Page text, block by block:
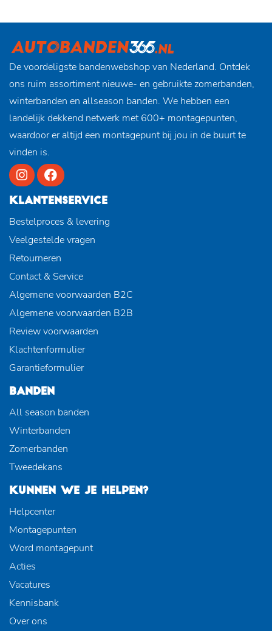
De voordeligste bandenwebshop van Nederland. Ontdek
ons ruim assortiment nieuwe- en gebruikte zomerbanden,
winterbanden en allseason banden. We hebben een
landelijk dekkend netwerk met 600+ montagepunten,
waardoor er altijd een montagepunt bij jou in de buurt te
vinden is.
KLANTENSERVICE
Bestelproces & levering
Veelgestelde vragen
Retourneren
Contact & Service
Algemene voorwaarden B2C
Algemene voorwaarden B2B
Review voorwaarden
Klachtenformulier
Garantieformulier
BANDEN
All season banden
Winterbanden
Zomerbanden
Tweedekans
KUNNEN WE JE HELPEN?
Helpcenter
Montagepunten
Word montagepunt
Acties
Vacatures
Kennisbank
Over ons